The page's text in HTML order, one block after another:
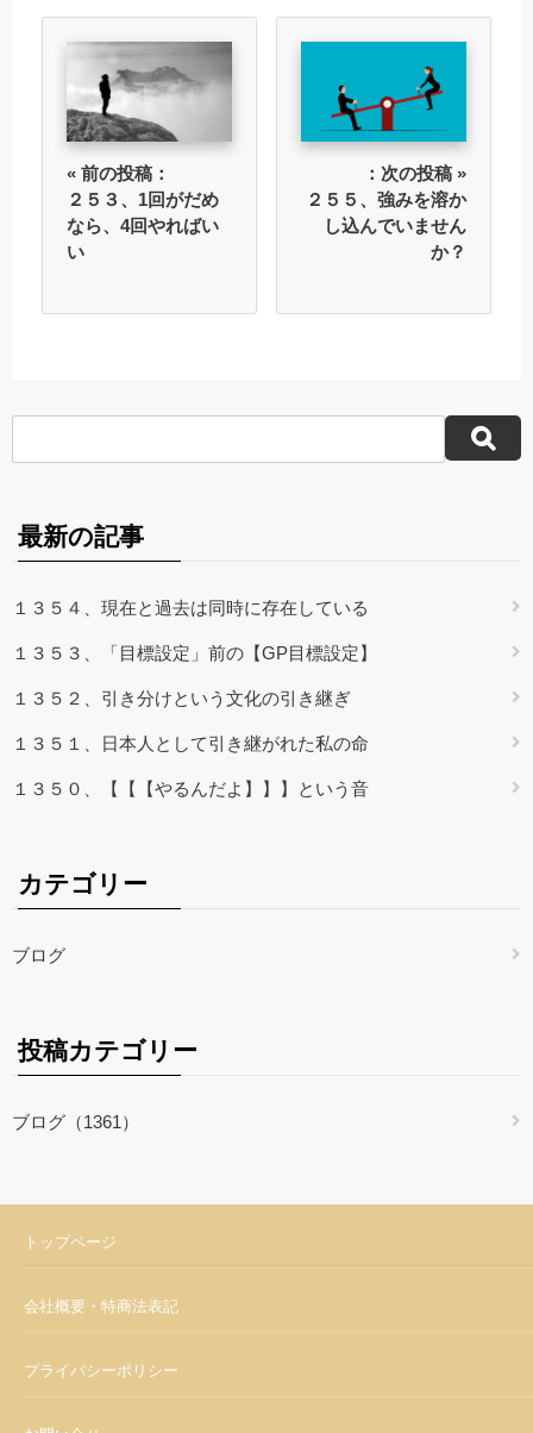
« 前の投稿：
２５３、1回がだめ
なら、4回やればい
い
：次の投稿 »
２５５、強みを溶か
し込んでいません
か？
最新の記事
１３５４、現在と過去は同時に存在している
１３５３、「目標設定」前の【GP目標設定】
１３５２、引き分けという文化の引き継ぎ
１３５１、日本人として引き継がれた私の命
１３５０、【【【やるんだよ】】】という音
カテゴリー
ブログ
投稿カテゴリー
ブログ（1361）
トップページ
会社概要・特商法表記
プライバシーポリシー